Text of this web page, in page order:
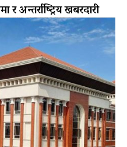
अन्तर्राष्ट्रिय खबरदारी